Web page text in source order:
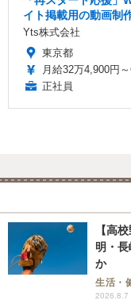
イト掲載用の動画制
Yts株式会社
東京都
月給32万4,900円
正社員
【高
明・
か
生活・
2026.8.7